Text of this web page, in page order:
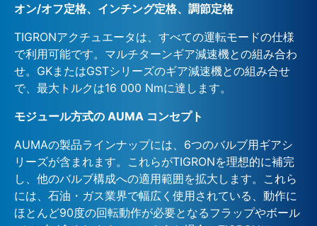
オン/オフ定格、インチング定格、調節定格
TIGRONアクチュエータは、すべての運転モードの仕様
で利用可能です。マルチターンギア減速機との組み合わ
せ。GKまたはGSTシリーズのギア減速機との組み合せ
で、最大トルクは16 000 Nmに達します。
モジュール方式の AUMA コンセプト
AUMAの製品ラインナップには、6つのバルブ用ギアシ
リーズが含まれます。これらがTIGRONを理想的に補完
し、他のバルブ構成への適用範囲を拡大します。これら
には、石油・ガス業界で幅広く使用されている、動作に
ほとんど90度の回転動作が必要となるフラップやボール